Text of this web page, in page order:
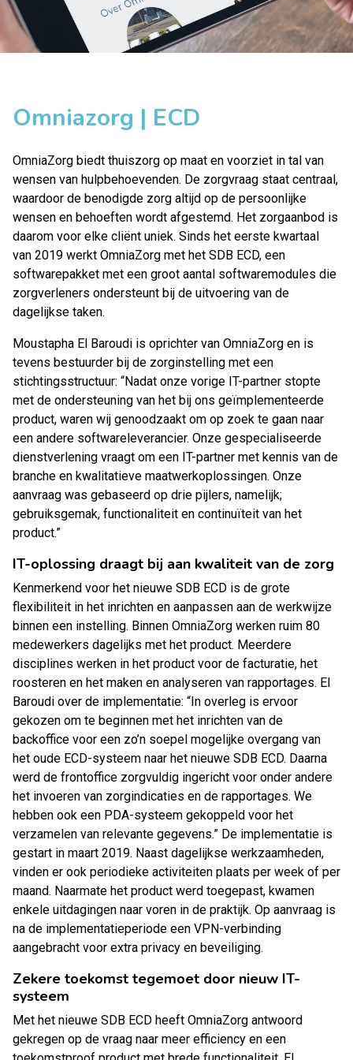
Omniazorg | ECD
OmniaZorg biedt thuiszorg op maat en voorziet in tal van
wensen van hulpbehoevenden. De zorgvraag staat centraal,
waardoor de benodigde zorg altijd op de persoonlijke
wensen en behoeften wordt afgestemd. Het zorgaanbod is
daarom voor elke cliënt uniek. Sinds het eerste kwartaal
van 2019 werkt OmniaZorg met het SDB ECD, een
softwarepakket met een groot aantal softwaremodules die
zorgverleners ondersteunt bij de uitvoering van de
dagelijkse taken.
Moustapha El Baroudi is oprichter van OmniaZorg en is
tevens bestuurder bij de zorginstelling met een
stichtingsstructuur: “Nadat onze vorige IT-partner stopte
met de ondersteuning van het bij ons geïmplementeerde
product, waren wij genoodzaakt om op zoek te gaan naar
een andere softwareleverancier. Onze gespecialiseerde
dienstverlening vraagt om een IT-partner met kennis van de
branche en kwalitatieve maatwerkoplossingen. Onze
aanvraag was gebaseerd op drie pijlers, namelijk;
gebruiksgemak, functionaliteit en continuïteit van het
product.”
IT-oplossing draagt bij aan kwaliteit van de zorg
Kenmerkend voor het nieuwe SDB ECD is de grote
flexibiliteit in het inrichten en aanpassen aan de werkwijze
binnen een instelling. Binnen OmniaZorg werken ruim 80
medewerkers dagelijks met het product. Meerdere
disciplines werken in het product voor de facturatie, het
roosteren en het maken en analyseren van rapportages. El
Baroudi over de implementatie: “In overleg is ervoor
gekozen om te beginnen met het inrichten van de
backoffice voor een zo’n soepel mogelijke overgang van
het oude ECD-systeem naar het nieuwe SDB ECD. Daarna
werd de frontoffice zorgvuldig ingericht voor onder andere
het invoeren van zorgindicaties en de rapportages. We
hebben ook een PDA-systeem gekoppeld voor het
verzamelen van relevante gegevens.” De implementatie is
gestart in maart 2019. Naast dagelijkse werkzaamheden,
vinden er ook periodieke activiteiten plaats per week of per
maand. Naarmate het product werd toegepast, kwamen
enkele uitdagingen naar voren in de praktijk. Op aanvraag is
na de implementatieperiode een VPN-verbinding
aangebracht voor extra privacy en beveiliging.
Zekere toekomst tegemoet door nieuw IT-
systeem
Met het nieuwe SDB ECD heeft OmniaZorg antwoord
gekregen op de vraag naar meer efficiency en een